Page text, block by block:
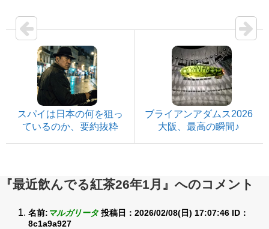
スパイは日本の何を狙っ
ているのか、要約抜粋
ブライアンアダムス2026
大阪、最高の瞬間♪
『最近飲んでる紅茶26年1月』へのコメント
名前: マルガリータ 投稿日：2026/02/08(日) 17:07:46 ID：
8c1a9a927